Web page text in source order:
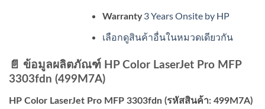
Warranty 3 Years Onsite by HP
เลือกดูสินค้าอื่นในหมวดเดียวกัน
📄 ข้อมูลผลิตภัณฑ์ HP Color LaserJet Pro MFP
3303fdn (499M7A)
HP Color LaserJet Pro MFP 3303fdn (รหัสสินค้า: 499M7A)